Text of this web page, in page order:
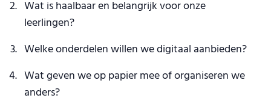
Wat is haalbaar en belangrijk voor onze
leerlingen?
Welke onderdelen willen we digitaal aanbieden?
Wat geven we op papier mee of organiseren we
anders?